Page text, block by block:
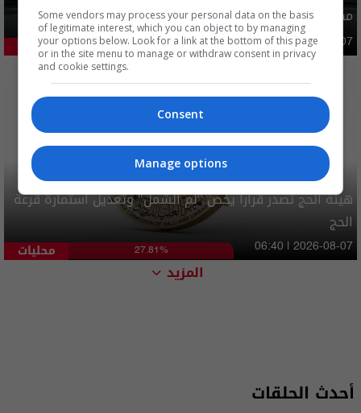
مصدر يوضح ما حصل في بغداد ليلة امس وفجر اليوم
أمن 46.87% 03:02 | 2026-08-07
هيئة الحج تصدر قرارا يخص "لم الشمل" وتعديل استمارة قرعة
الحج
محليات 27.81% 06:40 | 2026-08-07
المزيد
أحدث الحلقات
Some vendors may process your personal data on the basis
of legitimate interest, which you can object to by managing
your options below. Look for a link at the bottom of this page
or in the site menu to manage or withdraw consent in privacy
and cookie settings.
Consent
Manage options